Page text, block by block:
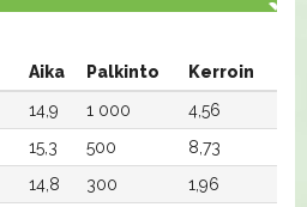
Aika Palkinto
Kerroin
14,9 1 000
4,56
15,3 500
8,73
14,8 300
1,96